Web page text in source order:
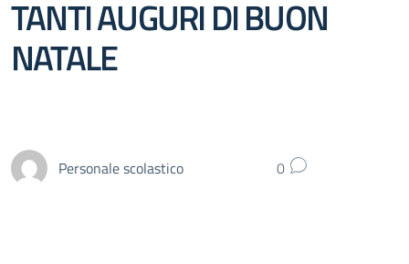
TANTI AUGURI DI BUON
NATALE
Personale scolastico 0